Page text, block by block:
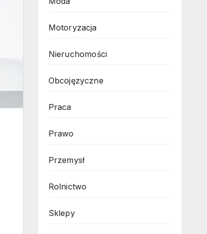
Motoryzacja
Nieruchomości
Obcojęzyczne
Praca
Prawo
Przemysł
Rolnictwo
Sklepy